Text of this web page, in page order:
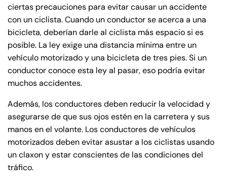
ciertas precauciones para evitar causar un accidente
con un ciclista. Cuando un conductor se acerca a una
bicicleta, deberían darle al ciclista más espacio si es
posible. La ley exige una distancia mínima entre un
vehículo motorizado y una bicicleta de tres pies. Si un
conductor conoce esta ley al pasar, eso podría evitar
muchos accidentes.
Además, los conductores deben reducir la velocidad y
asegurarse de que sus ojos estén en la carretera y sus
manos en el volante. Los conductores de vehículos
motorizados deben evitar asustar a los ciclistas usando
un claxon y estar conscientes de las condiciones del
tráfico.